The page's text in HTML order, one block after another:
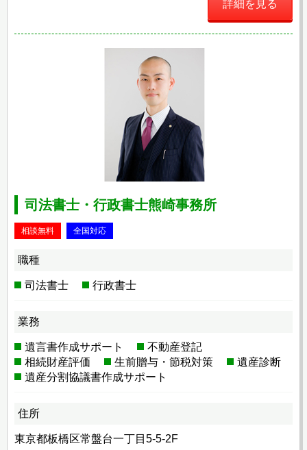
詳細を見る
司法書士・行政書士熊崎事務所
相談無料 全国対応
職種
司法書士 行政書士
業務
遺言書作成サポート
不動産登記
相続財産評価
生前贈与・節税対策
遺産診断
遺産分割協議書作成サポート
住所
東京都板橋区常盤台一丁目5-5-2F